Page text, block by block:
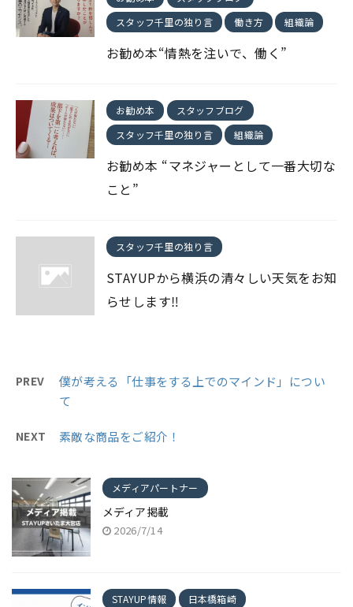
スタッフ千里の独り言
働き方 組織論
お勧め本“情熱を注いで、働く”
お勧め本
スタッフブログ
スタッフ千里の独り言
組織論
お勧め本 “マネジャーとして一番大切な
こと”
スタッフ千里の独り言
STAYUPから横浜の清々しい天気をお知
らせします‼
PREV
僕が考える「仕事をする上でのマインド」につい
て
NEXT 素敵な商品をご紹介！
メディアパートナー
メディア掲載
2026/7/14
STAYUP情報 日本橋箱崎